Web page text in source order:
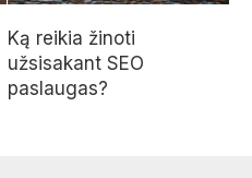
Ką reikia žinoti
užsisakant SEO
paslaugas?